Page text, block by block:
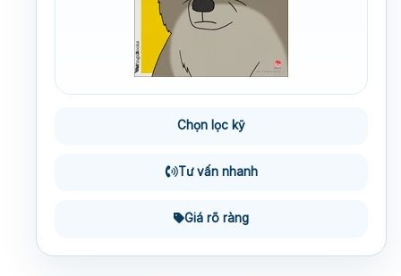
Chọn lọc kỹ
Tư vấn nhanh
Giá rõ ràng